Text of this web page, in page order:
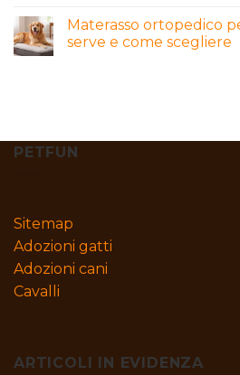
Materasso ortopedico
serve e come scegliere
PETFUN
Sitemap
Adozioni gatti
Adozioni cani
Cavalli
ARTICOLI IN EVIDENZA